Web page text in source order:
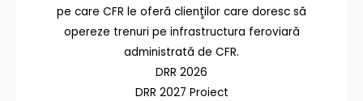
pe care CFR le oferă clienţilor care doresc să
opereze trenuri pe infrastructura feroviară
administrată de CFR.
DRR 2026
DRR 2027 Proiect